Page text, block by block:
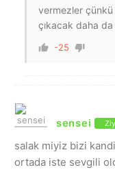
vermezler
çıkacak daha
-25
sensei
salak miyiz bizi
ortada iste sevgili